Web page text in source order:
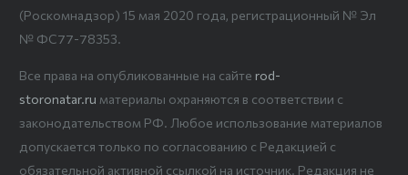
(Роскомнадзор) 15 мая 2020 года, регистрационный № Эл
№ ФС77-78353.
Все права на опубликованные на сайте rod-
storonatar.ru материалы охраняются в соответствии с
законодательством РФ. Любое использование материалов
допускается только по согласованию с Редакцией с
обязательной активной ссылкой на источник. Редакция не